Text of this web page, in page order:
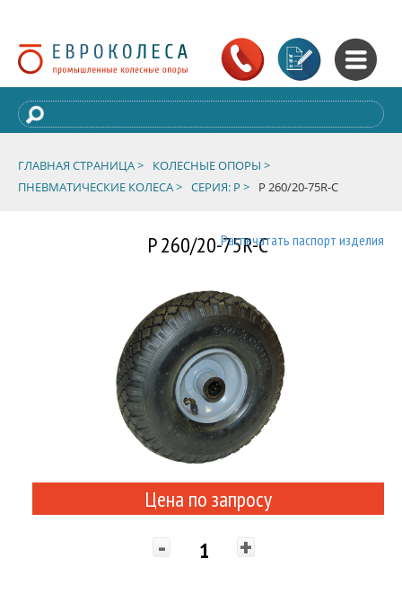
ГЛАВНАЯ СТРАНИЦА >
КОЛЕСНЫЕ ОПОРЫ >
ПНЕВМАТИЧЕСКИЕ КОЛЕСА > СЕРИЯ: P > P 260/20-75R-C
P 260/20-75R-CРаспечатать паспорт изделия
Цена по запросу
- +